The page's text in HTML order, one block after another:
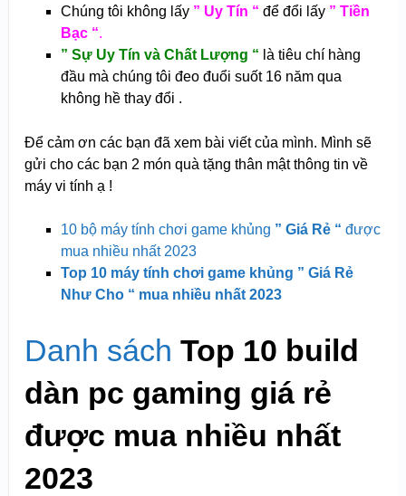
Chúng tôi không lấy ” Uy Tín “ để đổi lấy ” Tiền
Bạc “.
” Sự Uy Tín và Chất Lượng “ là tiêu chí hàng
đầu mà chúng tôi đeo đuổi suốt 16 năm qua
không hề thay đổi .
Để cảm ơn các bạn đã xem bài viết của mình. Mình sẽ
gửi cho các bạn 2 món quà tặng thân mật thông tin về
máy vi tính ạ !
10 bộ máy tính chơi game khủng ” Giá Rẻ “ được
mua nhiều nhất 2023
Top 10 máy tính chơi game khủng ” Giá Rẻ
Như Cho “ mua nhiều nhất 2023
Danh sách Top 10 build
dàn pc gaming giá rẻ
được mua nhiều nhất
2023